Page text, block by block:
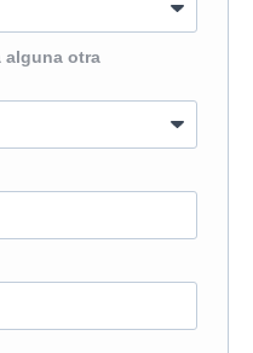
alguna otra